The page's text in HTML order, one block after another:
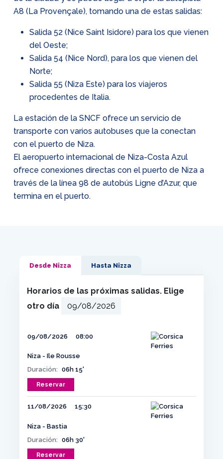
A8 (La Provençale), tomando una de estas salidas:
Salida 52 (Nice Saint Isidore) para los que vienen
del Oeste;
Salida 54 (Nice Nord), para los que vienen del
Norte;
Salida 55 (Niza Este) para los viajeros
procedentes de Italia.
La estación de la SNCF ofrece un servicio de
transporte con varios autobuses que la conectan
con el puerto de Niza.
El aeropuerto internacional de Niza-Costa Azul
ofrece conexiones directas con el puerto de Niza a
través de la línea 98 de autobús Ligne d’Azur, que
termina en el puerto.
Desde Nizza Hasta Nizza
Horarios de las próximas salidas. Elige
otro día
09/08/2026 08:00
Niza - Ile Rousse
Duración: 06h 15'
Reservar
11/08/2026 15:30
Niza - Bastia
Duración: 06h 30'
Reservar